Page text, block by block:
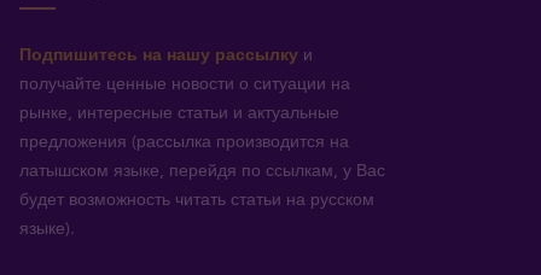
Подпишитесь на нашу рассылку и
получайте ценные новости о ситуации на
рынке, интересные статьи и актуальные
предложения (рассылка производится на
латышском языке, перейдя по ссылкам, у Вас
будет возможность читать статьи на русском
языке).